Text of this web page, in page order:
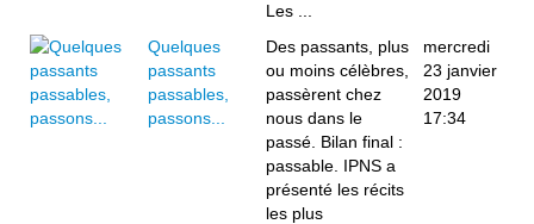
Les ...
Quelques
passants
passables,
passons...
Des passants, plus
ou moins célèbres,
passèrent chez
nous dans le
passé. Bilan final :
passable. IPNS a
présenté les récits
les plus
mercredi
23 janvier
2019
17:34